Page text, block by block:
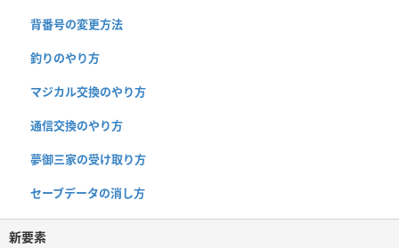
背番号の変更方法
釣りのやり方
マジカル交換のやり方
通信交換のやり方
夢御三家の受け取り方
セーブデータの消し方
新要素